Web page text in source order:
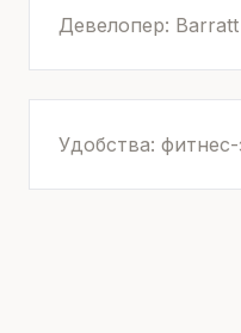
Девелопер:
Удобства: